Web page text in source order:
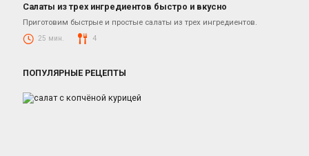
Салаты из трех ингредиентов быстро и вкусно
Приготовим быстрые и простые салаты из трех ингредиентов.
25 мин. 4
ПОПУЛЯРНЫЕ РЕЦЕПТЫ